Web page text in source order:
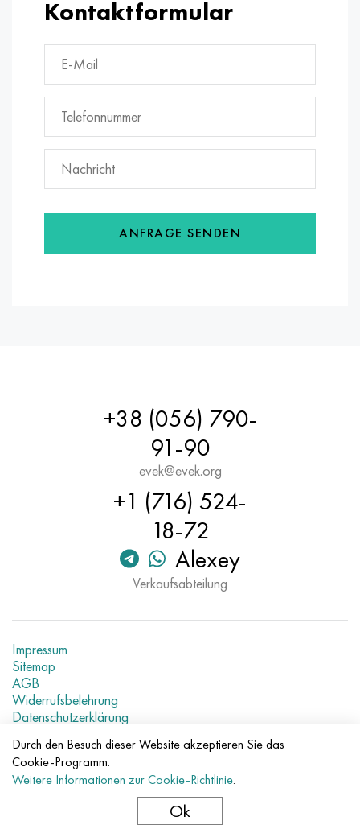
Kontaktformular
ANFRAGE SENDEN
+38 (056) 790-
91-90
evek@evek.org
+1 (716) 524-
18-72
Alexey
Verkaufsabteilung
Impressum
Sitemap
AGB
Widerrufsbelehrung
Datenschutzerklärung
© 2007–2026 «Evek GmbH»
Die Nutzung der Materialien der Webseite ohne direkte Links
Durch den Besuch dieser Website akzeptieren Sie das
Cookie-Programm.
Weitere Informationen zur Cookie-Richtlinie.
Ok